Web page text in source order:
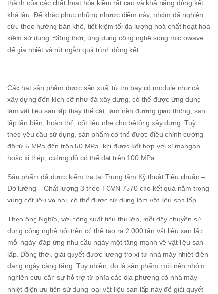
thành của các chất hoạt hóa kiềm rất cao và khả năng đông kết
khá lâu. Để khắc phục những nhược điểm này, nhóm đã nghiên
cứu theo hướng bán khô, tiết kiệm tối đa lượng hoá chất hoạt hoá
kiềm sử dụng. Đồng thời, ứng dụng công nghệ song microwave
để gia nhiệt và rút ngắn quá trình đông kết.
Các hạt sản phẩm được sản xuất từ tro bay có module như cát
xây dựng đến kích cỡ như đá xây dựng, có thể được ứng dụng
làm vật liệu san lấp thay thế cát, làm nền đường giao thông, san
lấp lấn biển, hoàn thổ, cốt liệu nhẹ cho bêtông xây dựng. Tuỳ
theo yêu cầu sử dụng, sản phẩm có thể được điều chỉnh cường
độ từ 5 MPa đến trên 50 MPa, khi được kết hợp với xỉ mangan
hoặc xỉ thép, cường độ có thể đạt trên 100 MPa.
Sản phẩm đã được kiểm tra tại Trung tâm Kỹ thuật Tiêu chuẩn –
Đo lường – Chất lượng 3 theo TCVN 7570 cho kết quả nằm trong
vùng cốt liệu vô hại, có thể được sử dụng làm vật liệu san lấp.
Theo ông Nghĩa, với công suất tiêu thụ lớn, mỗi dây chuyền sử
dụng công nghệ nói trên có thể tạo ra 2.000 tấn vật liệu san lấp
mỗi ngày, đáp ứng nhu cầu ngày một tăng mạnh về vật liệu san
lấp. Đồng thời, giải quyết được lượng tro xỉ từ nhà máy nhiệt điện
đang ngày càng tăng. Tuy nhiên, do là sản phẩm mới nên nhóm
nghiên cứu cần sự hỗ trợ từ phía các địa phương có nhà máy
nhiệt điện ưu tiên sử dụng loại vật liệu san lấp này để giải quyết